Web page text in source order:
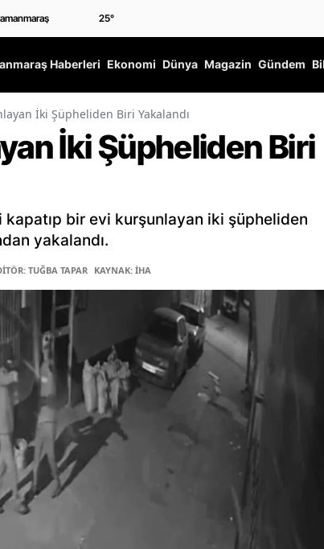
25°
Haberleri Ekonomi Dünya Magazin Gündem
İki Şüpheliden Biri Yakalandı
İki Şüpheliden Biri
bir evi kurşunlayan iki şüpheliden
yakalandı.
TUĞBA TAPAR KAYNAK: İHA